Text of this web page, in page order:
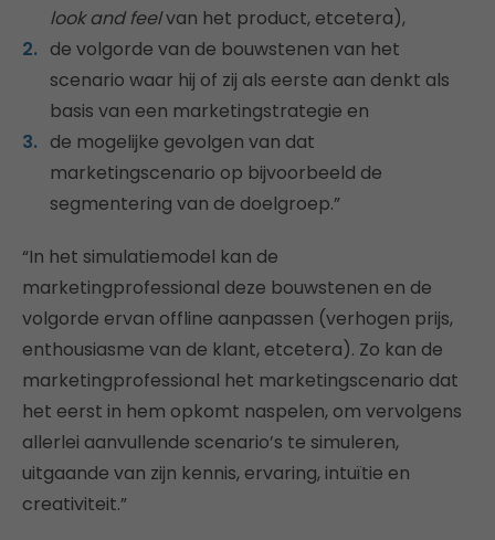
look and feelvan het product, etcetera),
de volgorde van de bouwstenen van het
scenario waar hij of zij als eerste aan denkt als
basis van een marketingstrategie en
de mogelijke gevolgen van dat
marketingscenario op bijvoorbeeld de
segmentering van de doelgroep.”
“In het simulatiemodel kan de
marketingprofessional deze bouwstenen en de
volgorde ervan offline aanpassen (verhogen prijs,
enthousiasme van de klant, etcetera). Zo kan de
marketingprofessional het marketingscenario dat
het eerst in hem opkomt naspelen, om vervolgens
allerlei aanvullende scenario’s te simuleren,
uitgaande van zijn kennis, ervaring, intuïtie en
creativiteit.”